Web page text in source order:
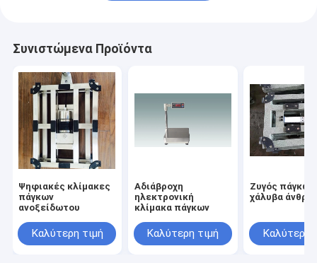
Συνιστώμενα Προϊόντα
Ψηφιακές κλίμακες
πάγκων
ανοξείδωτου
Καλύτερη τιμή
Αδιάβροχη
ηλεκτρονική
κλίμακα πάγκων
Καλύτερη τιμή
Ζυγός πάγκων
χάλυβα
Καλύτερη